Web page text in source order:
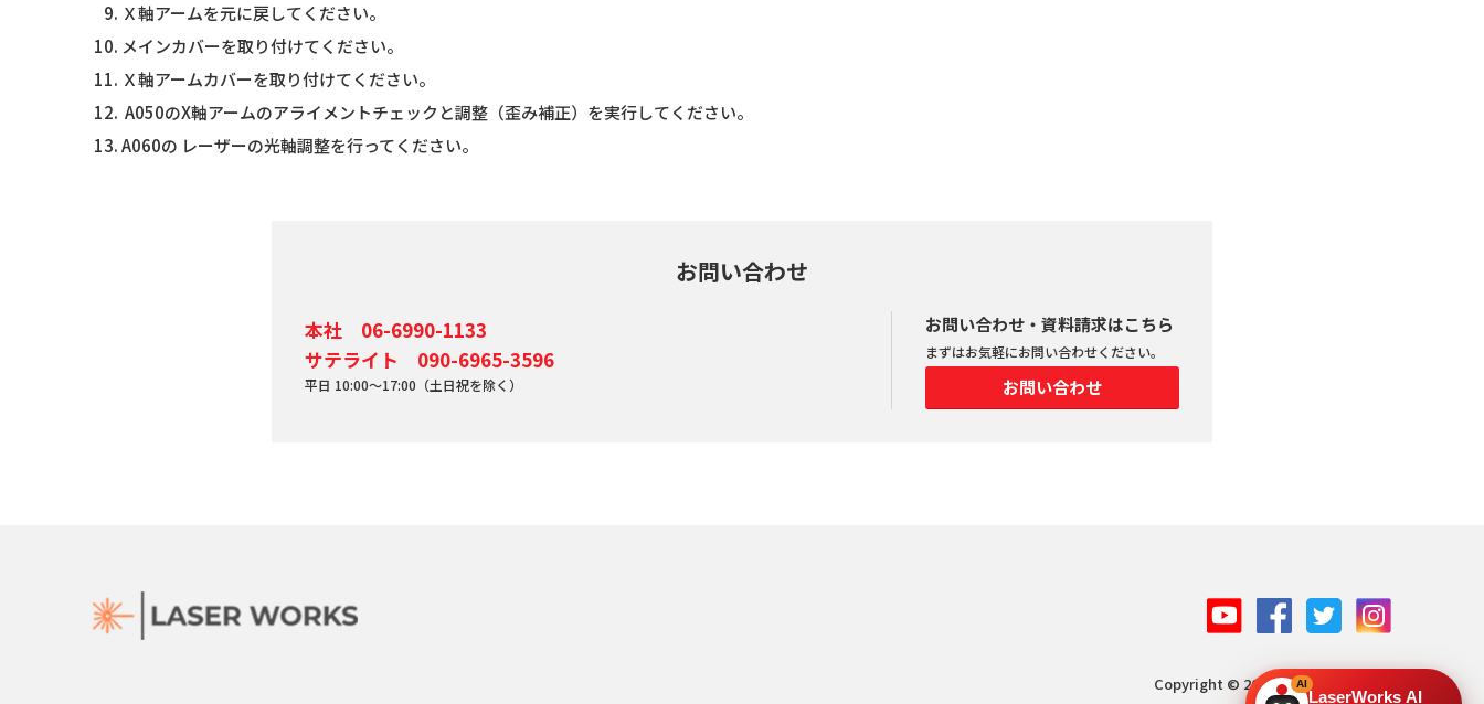
Ｘ軸アームを元に戻してください。
メインカバーを取り付けてください。
Ｘ軸アームカバーを取り付けてください。
A050のX軸アームのアライメントチェックと調整（歪み補正）を実行してください。
A060の レーザーの光軸調整を行ってください。
お問い合わせ
本社 06-6990-1133
サテライト 090-6965-3596
平日 10:00～17:00（土日祝を除く）
お問い合わせ・資料請求はこちら
まずはお気軽にお問い合わせください。
お問い合わせ
Copyright © 2019 Laser Works Inc,
LaserWorks AI